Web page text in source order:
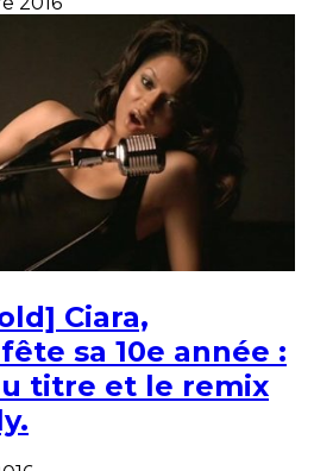
Ciara,
sa 10e année :
titre et le remix